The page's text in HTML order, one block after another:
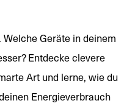
Geräte in deinem
Entdecke clevere
Art und lerne, wie du
Energieverbrauch